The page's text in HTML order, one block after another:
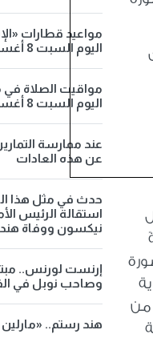
صورة
من
مواعيد قطارات
اليوم السبت 8 أغسطس 2026
مواقيت الصلاة
اليوم السبت 8 أغسطس 2026
عند ممارسة
عن هذه العادات
استقالة الرئيس
نيكسون ووفاة
إرنست لورنس..
وصاحب نوبل في
هند رستم..